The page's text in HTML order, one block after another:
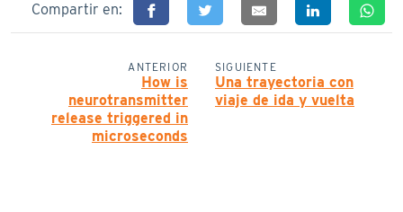
Compartir en:
ANTERIOR
How is
neurotransmitter
release triggered in
microseconds
SIGUIENTE
Una trayectoria con
viaje de ida y vuelta